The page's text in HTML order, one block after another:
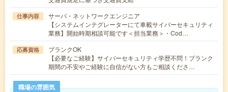
仕事内容
サーバ・ネットワークエンジニア
【システムインテグレーターにて車載サイバーセキュリティ
業務】開始時期相談可能です＜担当業務＞・Cod…
応募資格
ブランクOK
【必要なご経験】サイバーセキュリティ学歴不問！ブランク
期間の不安やご経験に自信がない方もご相談くださ…
職場の雰囲気